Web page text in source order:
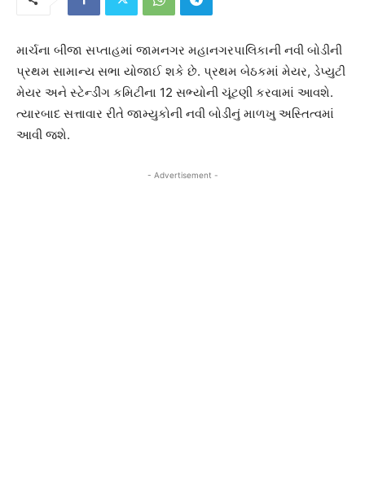
માર્ચના બીજા સપ્તાહમાં જામનગર મહાનગરપાલિકાની નવી બોડીની
પ્રથમ સામાન્ય સભા યોજાઈ શકે છે. પ્રથમ બેઠકમાં મેયર, ડેપ્યુટી
મેયર અને સ્ટેન્ડીંગ કમિટીના 12 સભ્યોની ચૂંટણી કરવામાં આવશે.
ત્યારબાદ સત્તાવાર રીતે જામ્યુકોની નવી બોડીનું માળખુ અસ્તિત્વમાં
આવી જશે.
- Advertisement -